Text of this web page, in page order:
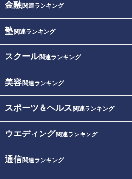
金融関連ランキング
塾関連ランキング
スクール関連ランキング
美容関連ランキング
スポーツ＆ヘルス 関連ランキング
ウエディング関連ランキング
通信関連ランキング